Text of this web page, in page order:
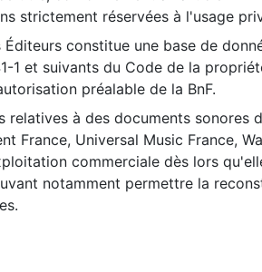
strictement réservées à l'usage
Éditeurs constitue une base de
1 et suivants du Code de la
préalable de la BnF.
relatives à des documents sonores
France, Universal Music France,
commerciale dès lors
notamment permettre la